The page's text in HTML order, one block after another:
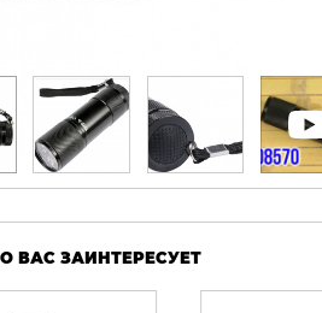
ВАС ЗАИНТЕРЕСУЕТ